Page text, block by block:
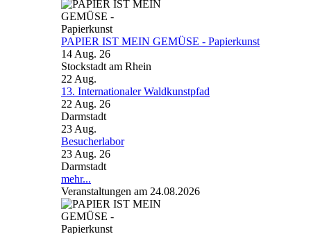
PAPIER IST MEIN GEMÜSE - Papierkunst
14 Aug. 26
Stockstadt am Rhein
22 Aug.
13. Internationaler Waldkunstpfad
22 Aug. 26
Darmstadt
23 Aug.
Besucherlabor
23 Aug. 26
Darmstadt
mehr...
Veranstaltungen am 24.08.2026